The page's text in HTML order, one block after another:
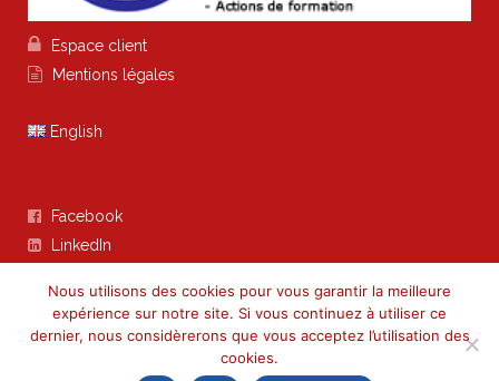
 Espace client
 Mentions légales
English
 Facebook
 LinkedIn
Your French Assistant - 20 impasse Labarthe 31150 BRUGUIERES -
Nous utilisons des cookies pour vous garantir la meilleure
expérience sur notre site. Si vous continuez à utiliser ce
dernier, nous considèrerons que vous acceptez l’utilisation des
cookies.